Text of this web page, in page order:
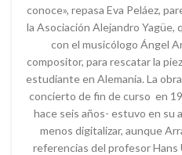
conoce», repasa Eva Peláez,
la Asociación Alejandro Yagüe,
con el musicólogo Ángel
compositor, para rescatar la
estudiante en Alemania. La
concierto de fin de curso en
hace seis años- estuvo en su
menos digitalizar, aunque
referencias del profesor Hans